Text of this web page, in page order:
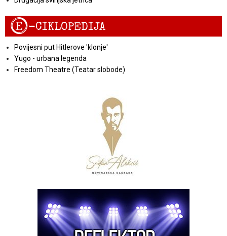
E-CIKLOPEDIJA
Povijesni put Hitlerove 'klonje'
Yugo - urbana legenda
Freedom Theatre (Teatar slobode)